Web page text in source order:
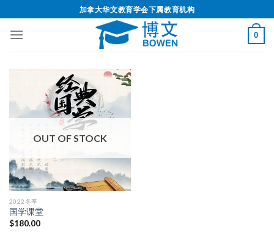
加拿大华文教育学会下属教育机构
0
OUT OF STOCK
2022冬季
国学课堂
$180.00